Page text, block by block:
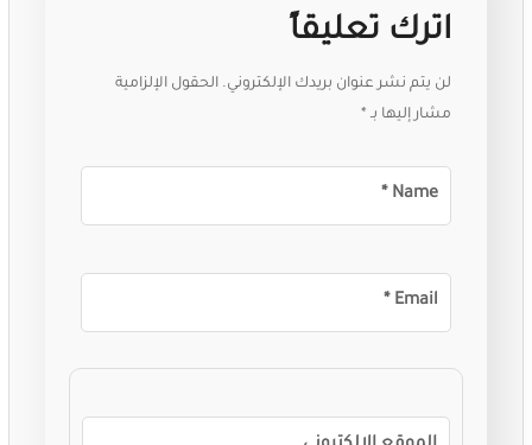
اترك تعليقاً
لن يتم نشر عنوان بريدك الإلكتروني. الحقول الإلزامية
مشار إليها بـ *